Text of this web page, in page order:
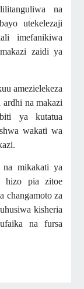
na
utekelezaji
imefanikiwa
zaidi ya
amezielekeza
ardhi na makazi
ya kutatua
wakati wa
mikakati ya
hizo pia zitoe
changamoto za
kisheria
na fursa